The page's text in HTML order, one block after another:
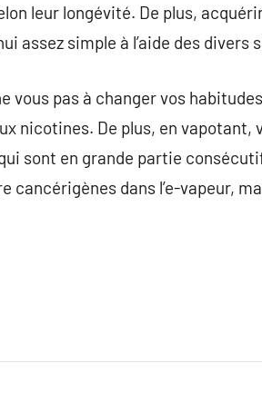
leur longévité. De plus,
assez simple à l’aide des divers
vous pas à changer vos
nicotines. De plus, en vapotant,
sont en grande partie
cancérigènes dans l’e-vapeur,